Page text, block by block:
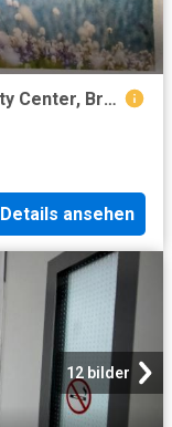
Cosy Apartment in Bremen Mitte City Center, Bremen Amsterdam Apartments for Rent
Details ansehen
12 bilder